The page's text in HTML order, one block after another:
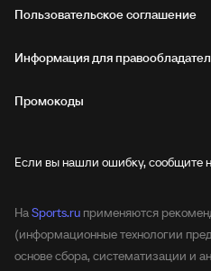
Пользовательское соглашение
Информация для
Промокоды
Если вы нашли ошибку, сообщите
НаSports.ru применяются
(информационные технологии
основе сбора, систематизации и